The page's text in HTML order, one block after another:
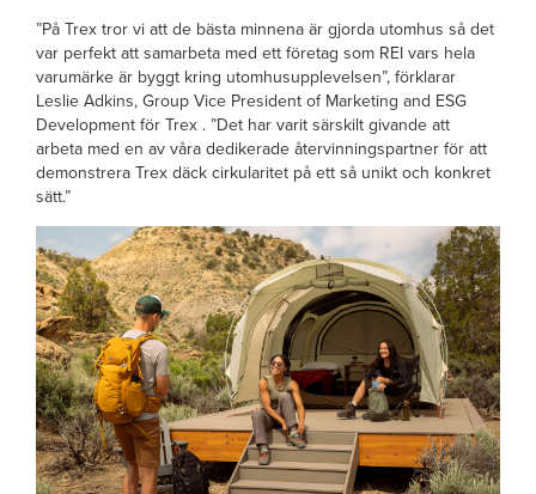
”På Trex tror vi att de bästa minnena är gjorda utomhus så det
var perfekt att samarbeta med ett företag som REI vars hela
varumärke är byggt kring utomhusupplevelsen”, förklarar
Leslie Adkins, Group Vice President of Marketing and ESG
Development för Trex . ”Det har varit särskilt givande att
arbeta med en av våra dedikerade återvinningspartner för att
demonstrera Trex däck cirkularitet på ett så unikt och konkret
sätt.”